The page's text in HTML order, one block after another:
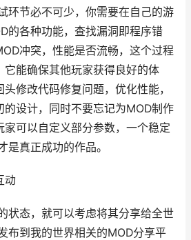
环节必不可少，你需要在自己的游
的各种功能，查找漏洞即程序错
冲突，性能是否流畅，这个过程
它能确保其他玩家获得良好的体
修改代码修复问题，优化性能，
的设计，同时不要忘记为MOD制作
可以自定义部分参数，一个稳定
是真正成功的作品。
动
状态，就可以考虑将其分享给全世
布到我的世界相关的MOD分享平